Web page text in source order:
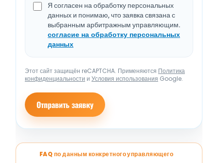
Я согласен на обработку персональных
данных и понимаю, что заявка связана с
выбранным арбитражным управляющим.
согласие на обработку персональных
данных
Этот сайт защищён reCAPTCHA. Применяются Политика
конфиденциальности и Условия использования Google.
Отправить заявку
FAQ по данным конкретного управляющего